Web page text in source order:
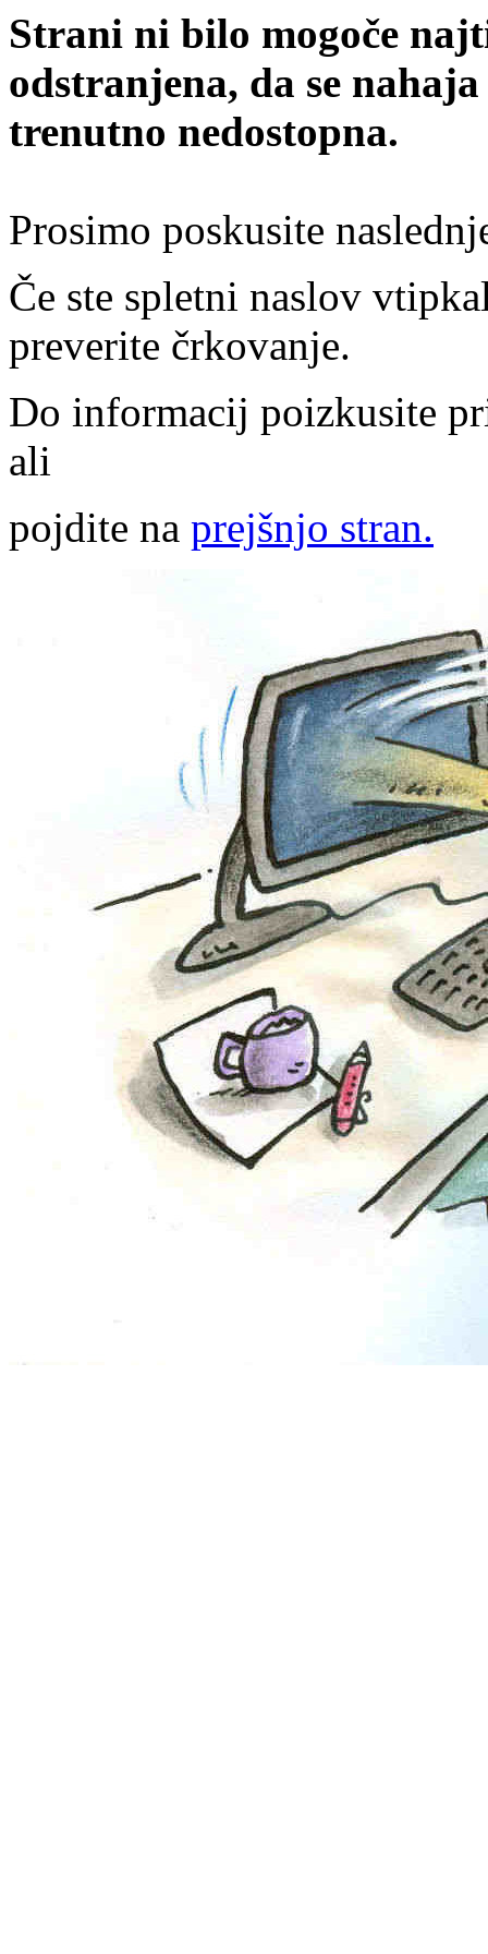
Strani ni bilo mogoče
odstranjena, da se
trenutno nedostopna.
Prosimo poskusite
Če ste spletni naslov
preverite črkovanje.
Do informacij poizkusite
ali
pojdite na prejšnjo stran.